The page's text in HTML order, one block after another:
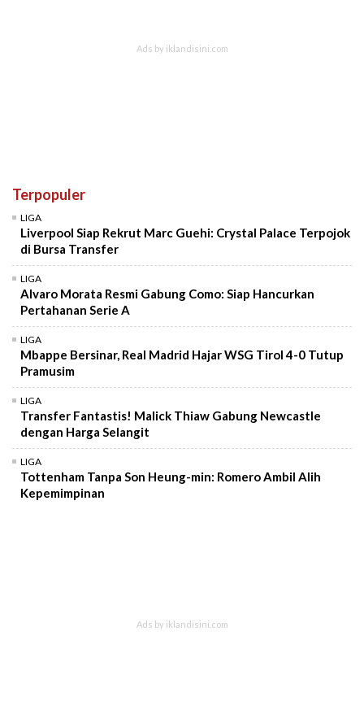
Terpopuler
LIGA
Liverpool Siap Rekrut Marc Guehi: Crystal Palace Terpojok
di Bursa Transfer
LIGA
Alvaro Morata Resmi Gabung Como: Siap Hancurkan
Pertahanan Serie A
LIGA
Mbappe Bersinar, Real Madrid Hajar WSG Tirol 4-0 Tutup
Pramusim
LIGA
Transfer Fantastis! Malick Thiaw Gabung Newcastle
dengan Harga Selangit
LIGA
Tottenham Tanpa Son Heung-min: Romero Ambil Alih
Kepemimpinan